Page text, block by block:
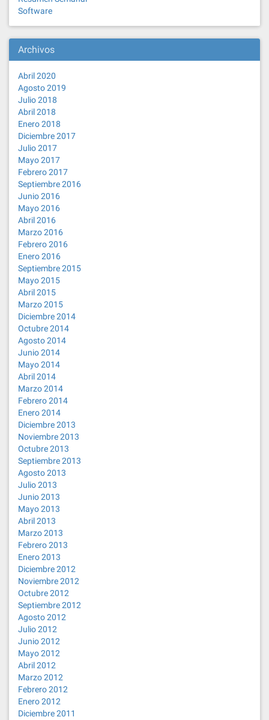
Software
Archivos
Abril 2020
Agosto 2019
Julio 2018
Abril 2018
Enero 2018
Diciembre 2017
Julio 2017
Mayo 2017
Febrero 2017
Septiembre 2016
Junio 2016
Mayo 2016
Abril 2016
Marzo 2016
Febrero 2016
Enero 2016
Septiembre 2015
Mayo 2015
Abril 2015
Marzo 2015
Diciembre 2014
Octubre 2014
Agosto 2014
Junio 2014
Mayo 2014
Abril 2014
Marzo 2014
Febrero 2014
Enero 2014
Diciembre 2013
Noviembre 2013
Octubre 2013
Septiembre 2013
Agosto 2013
Julio 2013
Junio 2013
Mayo 2013
Abril 2013
Marzo 2013
Febrero 2013
Enero 2013
Diciembre 2012
Noviembre 2012
Octubre 2012
Septiembre 2012
Agosto 2012
Julio 2012
Junio 2012
Mayo 2012
Abril 2012
Marzo 2012
Febrero 2012
Enero 2012
Diciembre 2011